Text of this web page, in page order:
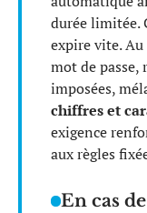
durée limitée.
expire vite.
mot de passe,
imposées,
chiffres et
exigence
aux règles
En cas